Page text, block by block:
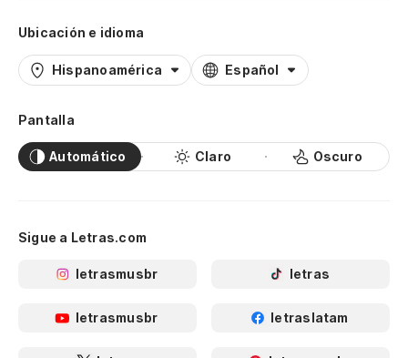
Ubicación e idioma
Hispanoamérica Español
Pantalla
Automático Claro Oscuro
Sigue a Letras.com
letrasmusbr letras
letrasmusbr letraslatam